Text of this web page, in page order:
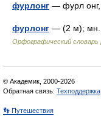
фурлонг — фурл
фурлонг — (2 м); мн.
Орфографический словарь
© Академик, 2000-2026
Обратная связь: Техподдержка
👣 Путешествия